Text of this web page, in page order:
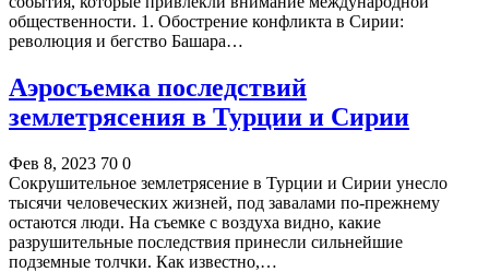
общественности. 1. Обострение конфликта в Сирии:
революция и бегство Башара…
Аэросъемка последствий
землетрясения в Турции и Сирии
Фев 8, 2023 70 0
Сокрушительное землетрясение в Турции и Сирии унесло
тысячи человеческих жизней, под завалами по-прежнему
остаются люди. На съемке с воздуха видно, какие
разрушительные последствия принесли сильнейшие
подземные толчки. Как известно,…